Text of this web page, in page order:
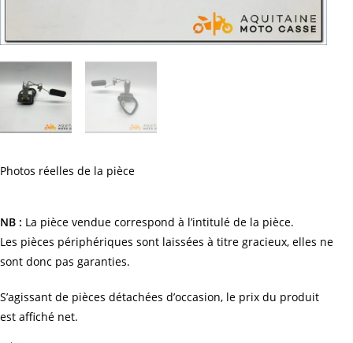
Photos réelles de la pièce
NB : La pièce vendue correspond à l’intitulé de la pièce.
Les pièces périphériques sont laissées à titre gracieux, elles ne
sont donc pas garanties.
S’agissant de pièces détachées d’occasion, le prix du produit
est affiché net.